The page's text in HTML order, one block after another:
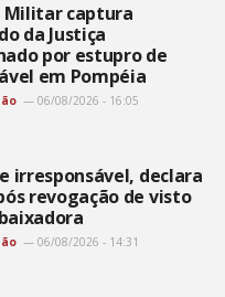
Militar captura
da Justiça
por estupro de
em Pompéia
06/08/2026 - 16:05
irresponsável, declara
revogação de visto
06/08/2026 - 14:31